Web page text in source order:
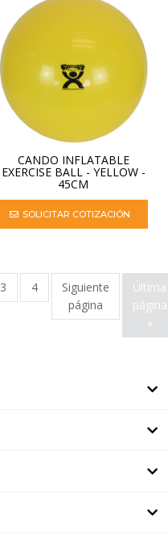
CANDO INFLATABLE
EXERCISE BALL - YELLOW -
45CM
SOLICITAR COTIZACIÓN
3 4
Siguiente
página
Última
página
»